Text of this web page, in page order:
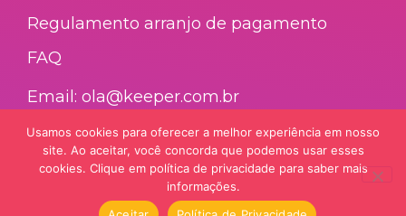
Regulamento arranjo de pagamento​
FAQ​
Email: ola@keeper.com.br
Nossa galera
Usamos cookies para oferecer a melhor experiência em nosso
site. Ao aceitar, você concorda que podemos usar esses
cookies. Clique em política de privacidade para saber mais
informações.